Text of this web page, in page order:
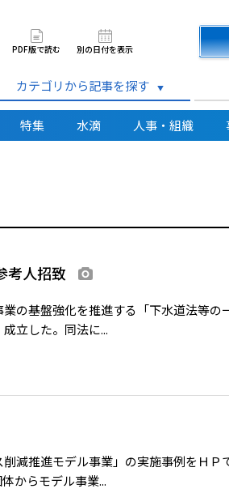
PDF版で読む 別の日付を表示
カテゴリから記事を探す
特集 水滴 人事・組織
考人招致
の基盤強化を推進する「下水道法等の
立した。同法に...
減推進モデル事業」の実施事例をＨＰ
からモデル事業...